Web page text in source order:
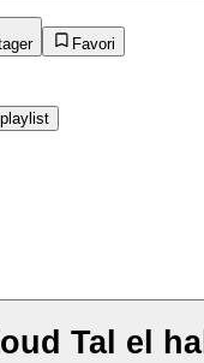
Favori
Tal el hal